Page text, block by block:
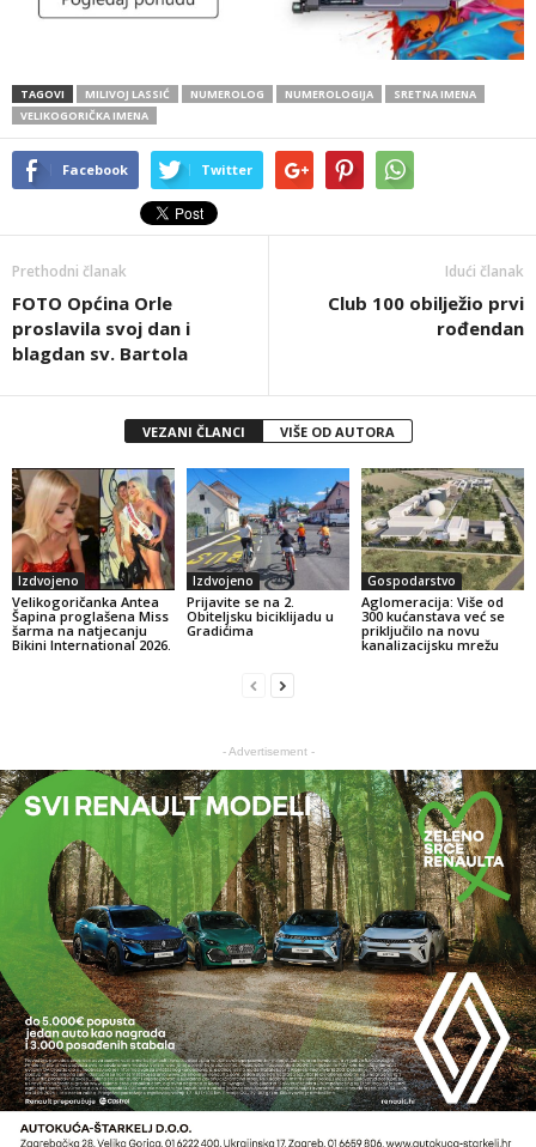
TAGOVI MILIVOJ LASSIĆ NUMEROLOG NUMEROLOGIJA
SRETNA IMENA
VELIKOGORIČKA IMENA
Facebook Twitter
Prethodni članak
FOTO Općina Orle
proslavila svoj dan i
blagdan sv. Bartola
Idući članak
Club 100 obilježio prvi
rođendan
VEZANI ČLANCI VIŠE OD AUTORA
Izdvojeno
Velikogoričanka Antea
Šapina proglašena Miss
šarma na natjecanju
Bikini International 2026.
Izdvojeno
Prijavite se na 2.
Obiteljsku biciklijadu u
Gradićima
Gospodarstvo
Aglomeracija: Više od
300 kućanstava već se
priključilo na novu
kanalizacijsku mrežu
- Advertisement -